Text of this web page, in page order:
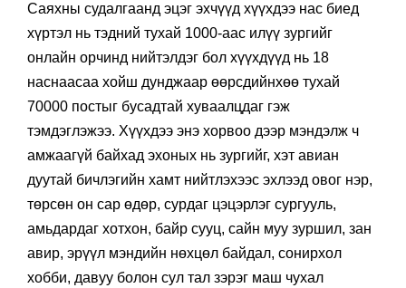
Саяхны судалгаанд эцэг эхчүүд хүүхдээ нас биед
хүртэл нь тэдний тухай 1000-аас илүү зургийг
онлайн орчинд нийтэлдэг бол хүүхдүүд нь 18
наснаасаа хойш дунджаар өөрсдийнхөө тухай
70000 постыг бусадтай хуваалцдаг гэж
тэмдэглэжээ. Хүүхдээ энэ хорвоо дээр мэндэлж ч
амжаагүй байхад эхоных нь зургийг, хэт авиан
дуутай бичлэгийн хамт нийтлэхээс эхлээд овог нэр,
төрсөн он сар өдөр, сурдаг цэцэрлэг сургууль,
амьдардаг хотхон, байр сууц, сайн муу зуршил, зан
авир, эрүүл мэндийн нөхцөл байдал, сонирхол
хобби, давуу болон сул тал зэрэг маш чухал